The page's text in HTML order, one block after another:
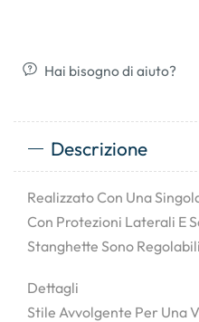
Hai bisogno di aiuto?
Descrizione
Realizzato Con Una
Con Protezioni Laterali E
Stanghette Sono
Dettagli
Stile Avvolgente Per Una